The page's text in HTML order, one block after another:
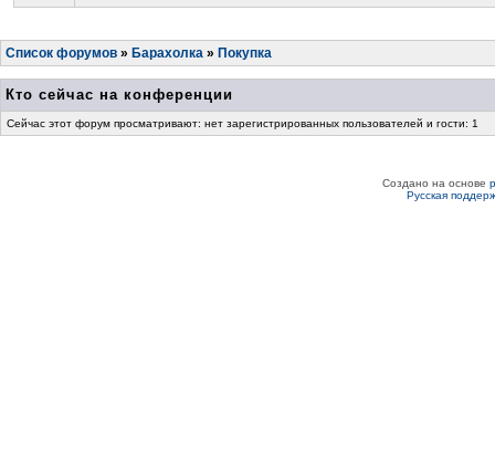
Список форумов » Барахолка » Покупка
Кто сейчас на конференции
Сейчас этот форум просматривают: нет зарегистрированных пользователей и гости: 1
Создано на основе
Русская